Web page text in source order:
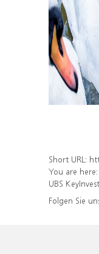
Short URL:
You are here:
UBS
Folgen Sie